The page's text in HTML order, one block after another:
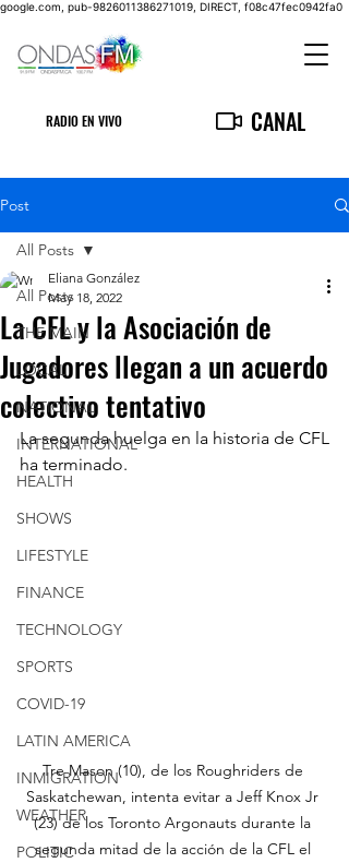
google.com, pub-9826011386271019, DIRECT, f08c47fec0942fa0
RADIO EN VIVO CANAL
Post
All Posts
THE MAIN
LOCAL
NATIONAL
INTERNATIONAL
HEALTH
SHOWS
LIFESTYLE
FINANCE
TECHNOLOGY
SPORTS
COVID-19
LATIN AMERICA
INMIGRATION
WEATHER
POLITIC
All Posts
La CFL y la Asociación de
Jugadores llegan a un acuerdo
colectivo tentativo
Eliana González
May 18, 2022
La segunda huelga en la historia de CFL
ha terminado.
Tre Mason (10), de los Roughriders de
Saskatchewan, intenta evitar a Jeff Knox Jr
(23) de los Toronto Argonauts durante la
segunda mitad de la acción de la CFL el